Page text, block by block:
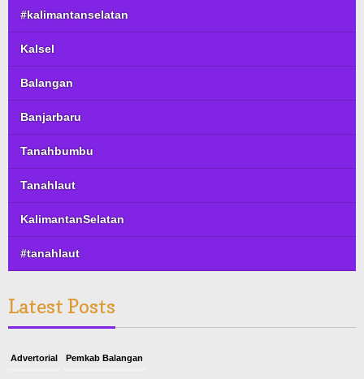
#kalimantanselatan
Kalsel
Balangan
Banjarbaru
Tanahbumbu
Tanahlaut
KalimantanSelatan
#tanahlaut
Latest Posts
Advertorial Pemkab Balangan